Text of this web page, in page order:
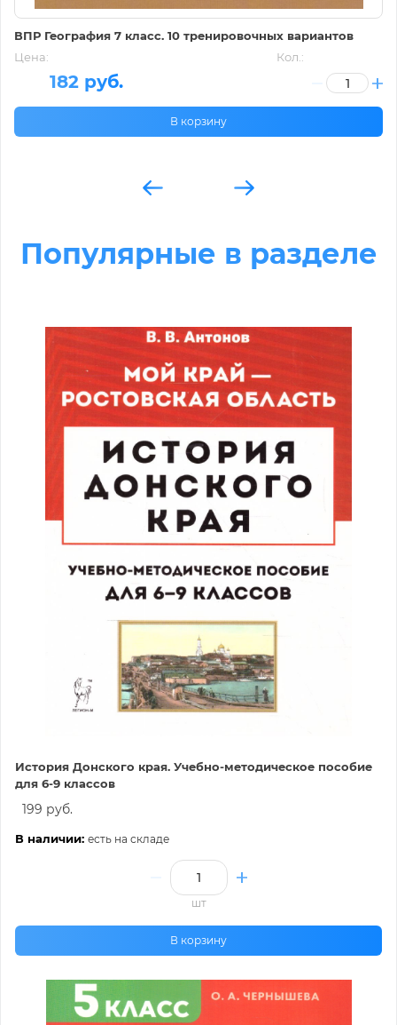
ВПР География 7 класс. 10 тренировочных вариантов
Цена:
182 руб.
Кол.:
В корзину
Популярные в разделе
История Донского края. Учебно-методическое пособие
для 6-9 классов
199 руб.
В наличии: есть на складе
шт
В корзину